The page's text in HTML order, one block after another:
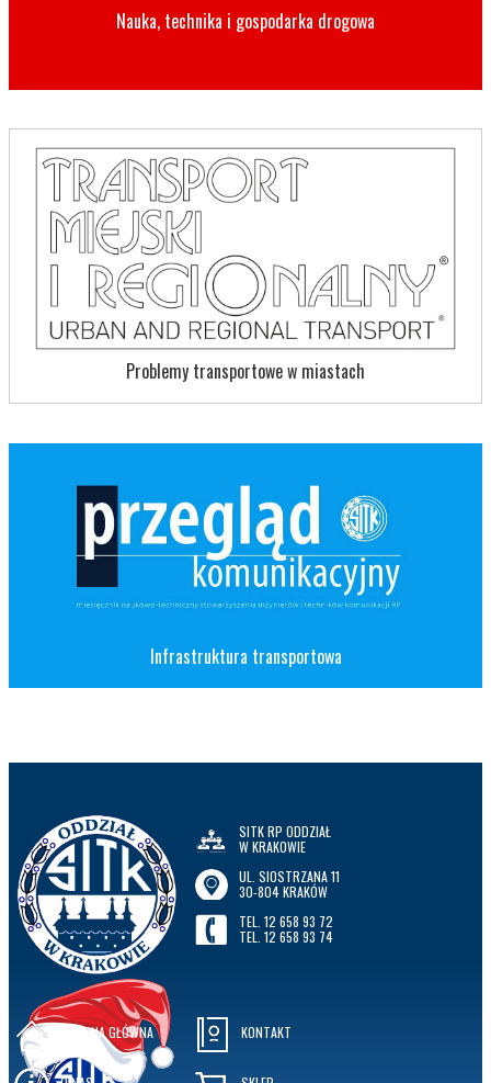
Nauka, technika i gospodarka drogowa
Problemy transportowe w miastach
Infrastruktura transportowa
SITK RP ODDZIAŁ
W KRAKOWIE
UL. SIOSTRZANA 11
30-804 KRAKÓW
TEL. 12 658 93 72
TEL. 12 658 93 74
STRONA GŁÓWNA KONTAKT